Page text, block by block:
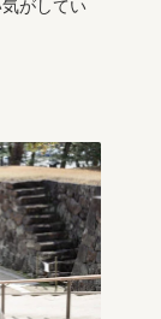
がしてい